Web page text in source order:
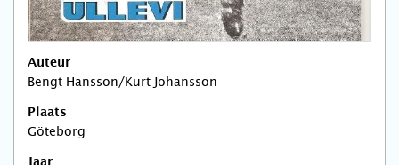
Auteur
Bengt Hansson/Kurt Johansson
Plaats
Göteborg
Jaar